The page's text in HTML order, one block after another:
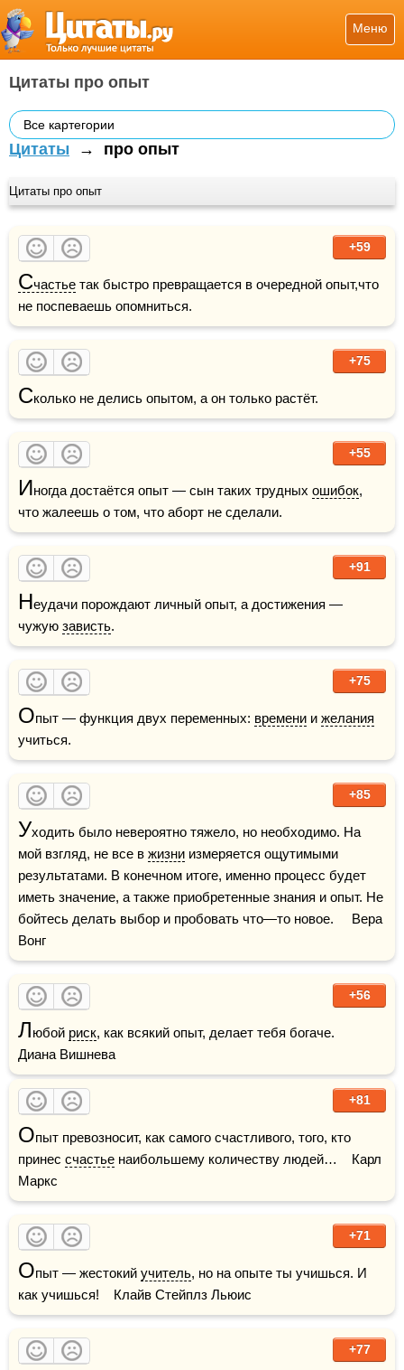
Меню
Цитаты про опыт
Все картегории
Цитаты → про опыт
Цитаты про опыт
+59
Счастье так быстро превращается в очередной опыт,что
не поспеваешь опомниться.
+75
Сколько не делись опытом, а он только растёт.
+55
Иногда достаётся опыт — сын таких трудных ошибок,
что жалеешь о том, что аборт не сделали.
+91
Неудачи порождают личный опыт, а достижения —
чужую зависть.
+75
Опыт — функция двух переменных: времени и желания
учиться.
+85
Уходить было невероятно тяжело, но необходимо. На
мой взгляд, не все в жизни измеряется ощутимыми
результатами. В конечном итоге, именно процесс будет
иметь значение, а также приобретенные знания и опыт. Не
бойтесь делать выбор и пробовать что—то новое.     Вера
Вонг
+56
Любой риск, как всякий опыт, делает тебя богаче.
Диана Вишнева
+81
Опыт превозносит, как самого счастливого, того, кто
принес счастье наибольшему количеству людей…    Карл
Маркс
+71
Опыт — жестокий учитель, но на опыте ты учишься. И
как учишься!    Клайв Стейплз Льюис
+77